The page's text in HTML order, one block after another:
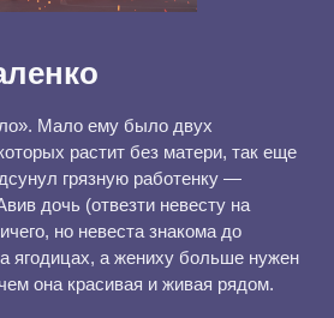
Мало ему было двух
растит без матери, так еще
грязную работенку —
дочь (отвезти невесту на
но невеста знакома до
ягодицах, а жениху больше нужен
она красивая и живая рядом.